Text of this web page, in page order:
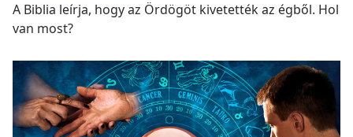
A Biblia leírja, hogy az Ördögöt kivetették az égből. Hol
van most?